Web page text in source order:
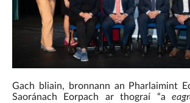
Gach bliain, bronnann an Pharlaimint
Saoránach Eorpach ar thograí “a